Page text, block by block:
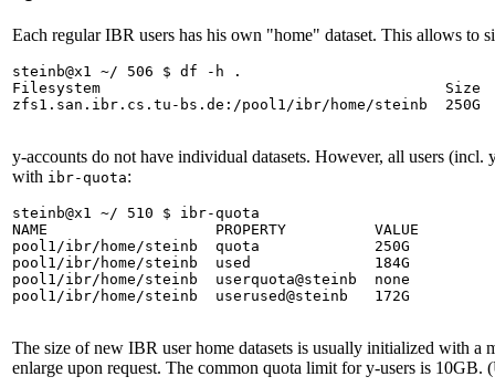
Each regular IBR users has his own "home" dataset. This allows to
steinb@x1 ~/ 506 $ df -h .
Filesystem                                       Size  Used
zfs1.san.ibr.cs.tu-bs.de:/pool1/ibr/home/steinb  250G
y-accounts do not have individual datasets. However, all users (incl.
with ibr-quota:
steinb@x1 ~/ 510 $ ibr-quota
NAME                   PROPERTY          VALUE
pool1/ibr/home/steinb  quota             250G
pool1/ibr/home/steinb  used              184G
pool1/ibr/home/steinb  userquota@steinb  none
pool1/ibr/home/steinb  userused@steinb   172G
The size of new IBR user home datasets is usually initialized with a
enlarge upon request. The common quota limit for y-users is